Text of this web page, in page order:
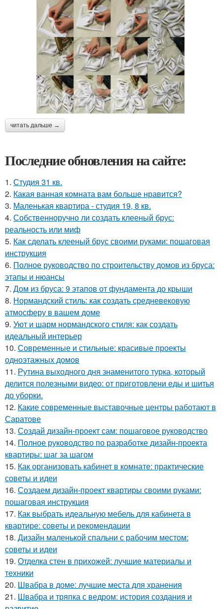
читать дальше →
Последние обновления на сайте:
1. Студия 31 кв.
2. Какая ванная комната вам больше нравится?
3. Маленькая квартира - студия 19, 8 кв.
4. Собственноручно ли создать клееный брус:
реальность или миф
5. Как сделать клееный брус своими руками: пошаговая
инструкция
6. Полное руководство по строительству домов из бруса:
этапы и нюансы
7. Дом из бруса: 9 этапов от фундамента до крыши
8. Нормандский стиль: как создать средневековую
атмосферу в вашем доме
9. Уют и шарм нормандского стиля: как создать
идеальный интерьер
10. Современные и стильные: красивые проекты
одноэтажных домов
11. Рутина выходного дня знаменитого турка, который
делится полезными видео: от приготовлени еды и шитья
до уборки.
12. Какие современные выставочные центры работают в
Саратове
13. Создай дизайн-проект сам: пошаговое руководство
14. Полное руководство по разработке дизайн-проекта
квартиры: шаг за шагом
15. Как организовать кабинет в комнате: практические
советы и идеи
16. Создаем дизайн-проект квартиры своими руками:
пошаговая инструкция
17. Как выбрать идеальную мебель для кабинета в
квартире: советы и рекомендации
18. Дизайн маленькой спальни с рабочим местом:
советы и идеи
19. Отделка стен в прихожей: лучшие материалы и
техники
20. Швабра в доме: лучшие места для хранения
21. Швабра и тряпка с ведром: история создания и